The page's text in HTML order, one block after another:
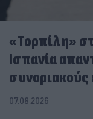
«Τορπίλη»
Ισπανία
07.08.2026